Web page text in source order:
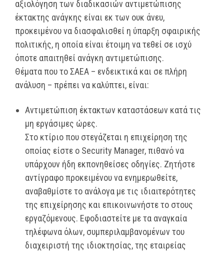
αξιολόγηση των διαδικασιών αντιμετώπισης
έκτακτης ανάγκης είναι εκ των ουκ άνευ,
προκειμένου να διασφαλισθεί η ύπαρξη σφαιρικής
πολιτικής, η οποία είναι έτοιμη να τεθεί σε ισχύ
όποτε απαιτηθεί ανάγκη αντιμετώπισης.
Θέματα που το ΣΑΕΑ – ενδεικτικά και σε πλήρη
ανάλυση – πρέπει να καλύπτει, είναι:
Αντιμετώπιση έκτακτων καταστάσεων κατά τις
μη εργάσιμες ώρες.
Στο κτίριο που στεγάζεται η επιχείρηση της
οποίας είστε ο Security Manager, πιθανό να
υπάρχουν ήδη εκπονηθείσες οδηγίες. Ζητήστε
αντίγραφο προκειμένου να ενημερωθείτε,
αναβαθμίστε το ανάλογα με τις ιδιαιτερότητες
της επιχείρησης και επικοινωνήστε το στους
εργαζόμενους. Εφοδιαστείτε με τα αναγκαία
τηλέφωνα όλων, συμπεριλαμβανομένων του
διαχειριστή της ιδιοκτησίας, της εταιρείας